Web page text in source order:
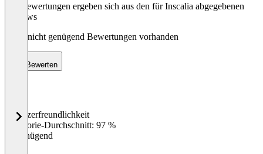
Die Bewertungen ergeben sich aus den für Inscalia abgegebenen
Reviews
Noch nicht genügend Bewertungen vorhanden
Bewerten
%
Benutzerfreundlichkeit
Kategorie-Durchschnitt: 97 %
Ungenügend